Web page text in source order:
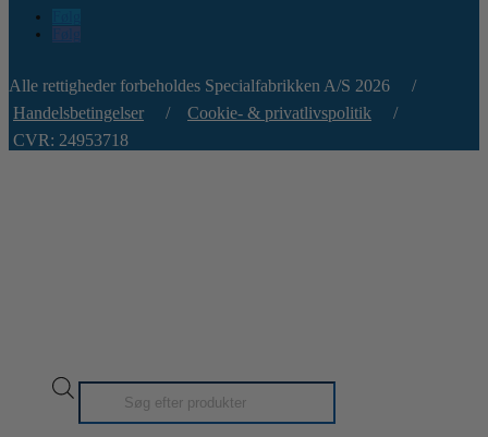
Følg
Alle rettigheder forbeholdes Specialfabrikken A/S 2026 /
Handelsbetingelser / Cookie- & privatlivspolitik /
CVR: 24953718
Products